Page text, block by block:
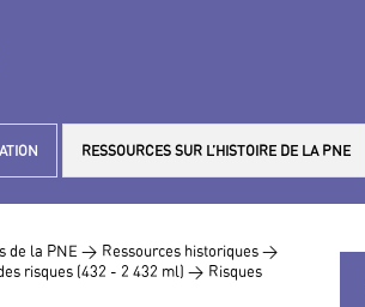
RESSOURCES SUR L’HISTOIRE DE LA PNE
de la PNE > Ressources historiques >
risques (432 - 2 432 ml) > Risques